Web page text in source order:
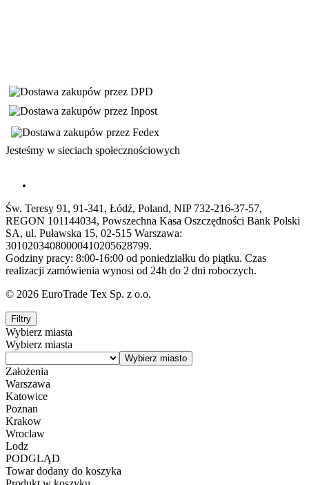
Jesteśmy w sieciach społecznościowych
Św. Teresy 91, 91-341, Łódź, Poland, NIP 732-216-37-57,
REGON 101144034, Powszechna Kasa Oszczędności Bank Polski
SA, ul. Puławska 15, 02-515 Warszawa:
30102034080000410205628799.
Godziny pracy: 8:00-16:00 od poniedziałku do piątku. Czas
realizacji zamówienia wynosi od 24h do 2 dni roboczych.
© 2026 EuroTrade Tex Sp. z o.o.
Filtry
Wybierz miasta
Wybierz miasta
Założenia
Warszawa
Katowice
Poznan
Krakow
Wroclaw
Lodz
PODGLĄD
Towar dodany do koszyka